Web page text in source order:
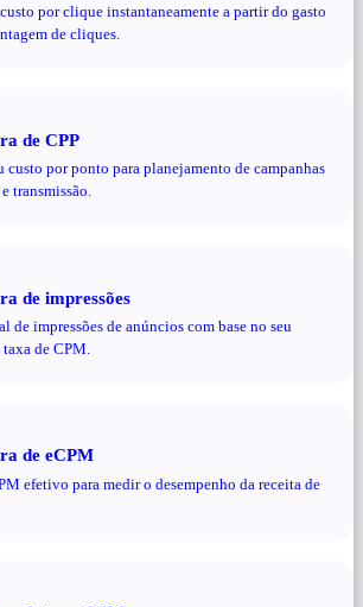
por clique instantaneamente a partir do gasto
de cliques.
de CPP
custo por ponto para planejamento de campanhas
transmissão.
de impressões
de impressões de anúncios com base no seu
de CPM.
de eCPM
efetivo para medir o desempenho da receita de